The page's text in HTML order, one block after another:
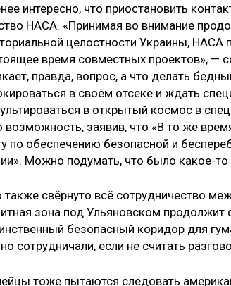
интересно, что приостановить
НАСА. «Принимая во внимание
целостности Украины,
время совместных проектов», —
правда, вопрос, а что делать
в своём отсеке и ждать
в открытый космос в
возможность, заявив, что «В то же
по обеспечению безопасной и
Можно подумать, что было какое-
также свёрнуто всё сотрудничество
зона под Ульяновском продолжит
безопасный коридор для
сотрудничали, если не считать
тоже пытаются следовать